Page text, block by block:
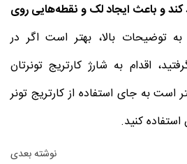
کند و باعث ایجاد لک و نقطه‌هایی روی
توضیحات بالا، بهتر است اگر در
اقدام به شارژ کارتریج تونرتان
است به جای استفاده از کارتریج تونر
نوشته بعدی